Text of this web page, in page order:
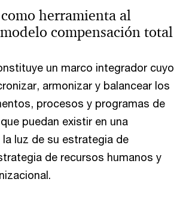
herramienta al
compensación total
un marco integrador cuyo
armonizar y balancear los
procesos y programas de
puedan existir en una
luz de su estrategia de
de recursos humanos y